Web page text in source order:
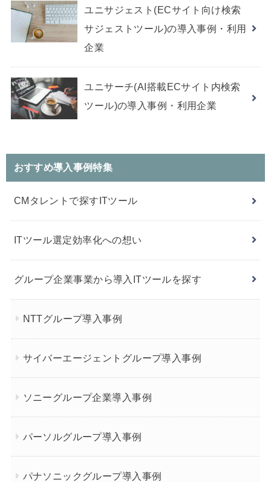
ユニサジェスト(ECサイト向け検索
サジェストツール)の導入事例・利用
企業
ユニサーチ(AI搭載ECサイト内検索
ツール)の導入事例・利用企業
おすすめ導入事例特集
CMタレントで探すITツール
ITツール選定効率化への想い
グループ企業事業から導入ITツールを探す
NTTグループ導入事例
サイバーエージェントグループ導入事例
ソニーグループ企業導入事例
パーソルグループ導入事例
パナソニックグループ導入事例